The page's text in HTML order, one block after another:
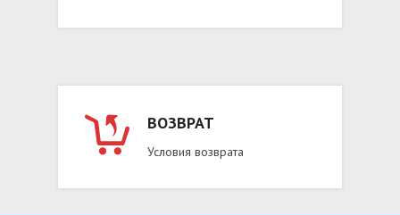
ВОЗВРАТ
Условия возврата